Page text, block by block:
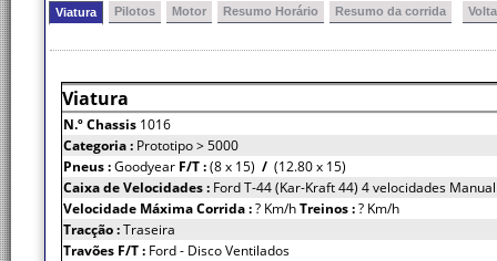
Viatura Pilotos Motor Resumo Horário Resumo da corrida
Viatura
N.º Chassis 1016
Categoria : Prototipo > 5000
Pneus :Goodyear F/T :(8 x 15) / (12.80 x 15)
Caixa de Velocidades : Ford T-44 (Kar-Kraft 44) 4 velocidades Manual
Velocidade Máxima Corrida :? Km/hTreinos :? Km/h
Tracção :Traseira
Travões F/T : Ford - Disco Ventilados